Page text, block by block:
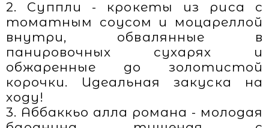
2. Суппли - крокеты из риса с
томатным соусом и моцареллой
внутри, обвалянные в
панировочных сухарях и
обжаренные до золотистой
корочки. Идеальная закуска на
ходу!
3. Аббаккьо алла романа - молодая